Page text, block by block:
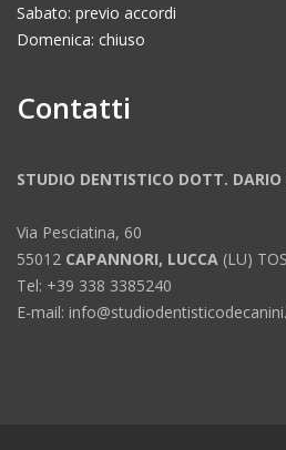
Sabato: previo accordi
Domenica: chiuso
Contatti
STUDIO DENTISTICO DOTT. DARIO
Via Pesciatina, 60
55012 CAPANNORI, LUCCA (LU)
Tel: +39 338 3385240
E-mail: